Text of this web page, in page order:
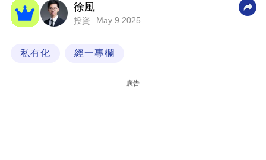
商
業
技
徐風
投資 May 9 2025
私有化 經一專欄
廣告